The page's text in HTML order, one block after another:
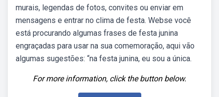
murais, legendas de fotos, convites ou enviar em
mensagens e entrar no clima de festa. Webse você
está procurando algumas frases de festa junina
engraçadas para usar na sua comemoração, aqui vão
algumas sugestões: “na festa junina, eu sou a única.
For more information, click the button below.